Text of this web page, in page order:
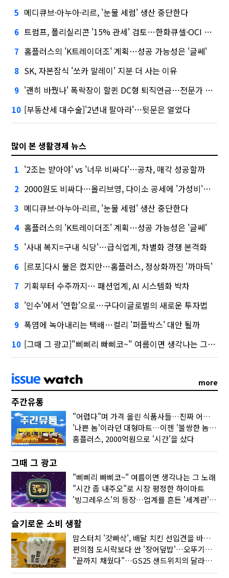
5 메디큐브·아누아·리르, '눈물 세럼' 생산 중단한다
6 트럼프, 폴리실리콘 '15% 관세' 검토…한화큐셀·OCI 영향은?
7 홈플러스의 'K트레이더조' 계획…성공 가능성은 '글쎄'
8 SK, 자본잠식 '쏘카 말레이' 지분 더 사는 이유
9 '괜히 바꿨나' 폭락장이 할퀸 DC형 퇴직연금…전문가 조언은
10 [부동산세 대수술]'2년내 팔아라'…뒷문은 열었다
많이 본 생활경제 뉴스
1 '2조는 받아야' vs '너무 비싸다'…공차, 매각 성공할까
2 2000원도 비싸다…올리브영, 다이소 공세에 '가성비'로 맞불
3 메디큐브·아누아·리르, '눈물 세럼' 생산 중단한다
4 홈플러스의 'K트레이더조' 계획…성공 가능성은 '글쎄'
5 '사내 복지=구내 식당'…급식업계, 차별화 경쟁 본격화
6 [르포]다시 불은 켰지만…홈플러스, 정상화까진 '까마득'
7 기획부터 수주까지… 패션업계, AI 시스템화 박차
8 '인수'에서 '연합'으로…구다이글로벌의 새로운 투자법
9 폭염에 녹아내리는 택배…컬리 '퍼플박스' 대안 될까
10 [그때 그 광고]"삐삐리 빠삐코~" 여름이면 생각나는 그 노래
more
주간유통
"어렵다"며 가격 올린 식품사들…진짜 어려운 거 맞아?
'나쁜 놈'이라던 대형마트…이젠 '불쌍한 놈' 됐다
홈플러스, 2000억원으로 '시간'을 샀다
그때 그 광고
"삐삐리 빠삐코~" 여름이면 생각나는 그 노래
"시간 좀 내주오"로 시장 평정한 하이마트
'빙그레우스'의 등장…업계를 흔든 '세계관' 마케팅
슬기로운 소비 생활
맘스터치 '갓빠삭', 배달 치킨 선입견을 바꿨다
편의점 도시락보다 싼 '장어덮밥'…오뚜기가 해냈다
"끝까지 채웠다"…GS25 샌드위치의 달라진 '속'사정